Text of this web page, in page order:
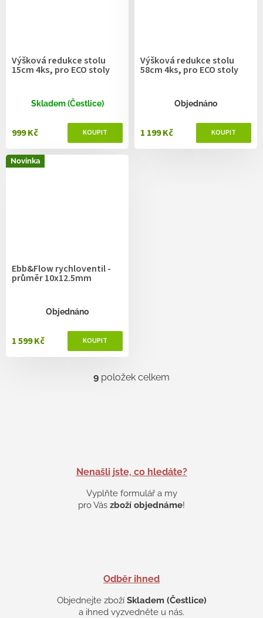
Výšková redukce stolu
15cm 4ks, pro ECO stoly
Skladem (Čestlice)
999 Kč
Výšková redukce stolu
58cm 4ks, pro ECO stoly
Objednáno
1 199 Kč
Novinka
Ebb&Flow rychloventil -
průměr 10x12.5mm
Objednáno
1 599 Kč
O
p
v
k
s
u
9 položek celkem
Nenašli jste, co hledáte?
Vyplňte formulář a my
pro Vás zboží objednáme!
Odběr ihned
Objednejte zboží Skladem (Čestlice)
a ihned vyzvedněte u nás.